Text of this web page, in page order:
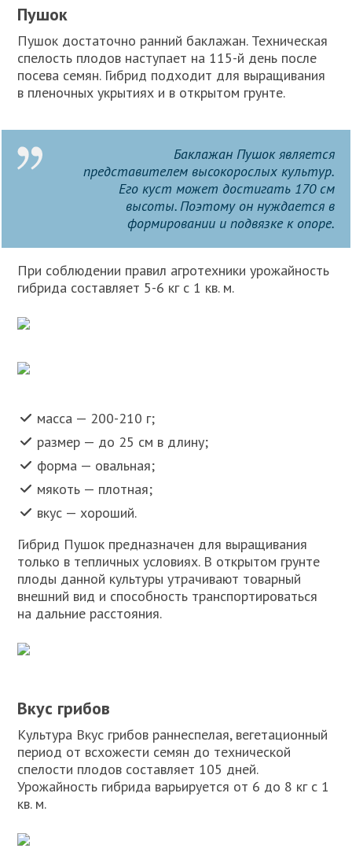
Пушок
Пушок достаточно ранний баклажан. Техническая
спелость плодов наступает на 115-й день после
посева семян. Гибрид подходит для выращивания
в пленочных укрытиях и в открытом грунте.
Баклажан Пушок является
представителем высокорослых культур.
Его куст может достигать 170 см
высоты. Поэтому он нуждается в
формировании и подвязке к опоре.
При соблюдении правил агротехники урожайность
гибрида составляет 5-6 кг с 1 кв. м.
масса — 200-210 г;
размер — до 25 см в длину;
форма — овальная;
мякоть — плотная;
вкус — хороший.
Гибрид Пушок предназначен для выращивания
только в тепличных условиях. В открытом грунте
плоды данной культуры утрачивают товарный
внешний вид и способность транспортироваться
на дальние расстояния.
Вкус грибов
Культура Вкус грибов раннеспелая, вегетационный
период от всхожести семян до технической
спелости плодов составляет 105 дней.
Урожайность гибрида варьируется от 6 до 8 кг с 1
кв. м.